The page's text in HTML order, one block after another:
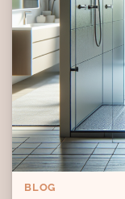
BLOG